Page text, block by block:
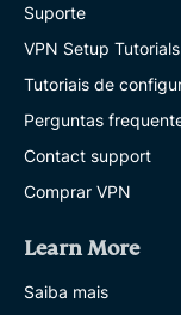
Suporte
VPN Setup Tutorials
Tutoriais de
Perguntas
Contact support
Comprar VPN
Learn More
Saiba mais